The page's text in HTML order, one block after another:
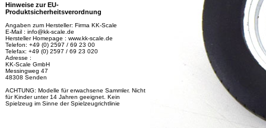
Hinweise zur EU-
Produktsicherheitsverordnung
Angaben zum Hersteller: Firma KK-Scale
E-Mail : info@kk-scale.de
Hersteller Homepage : www.kk-scale.de
Telefon: +49 (0) 2597 / 69 23 00
Telefax: +49 (0) 2597 / 69 23 020
Adresse :
KK-Scale GmbH
Messingweg 47
48308 Senden
ACHTUNG: Modelle für erwachsene Sammler. Nicht
für Kinder unter 14 Jahren geeignet. Kein
Spielzeug im Sinne der Spielzeugrichtlinie